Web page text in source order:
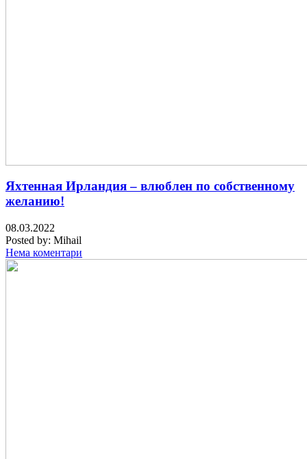
Яхтенная Ирландия – влюблен по собственному
желанию!
08.03.2022
Posted by: Mihail
Нема коментари